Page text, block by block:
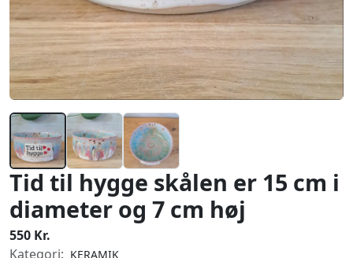
Tid til hygge skålen er 15 cm i
diameter og 7 cm høj
550 Kr.
Kategori: KERAMIK